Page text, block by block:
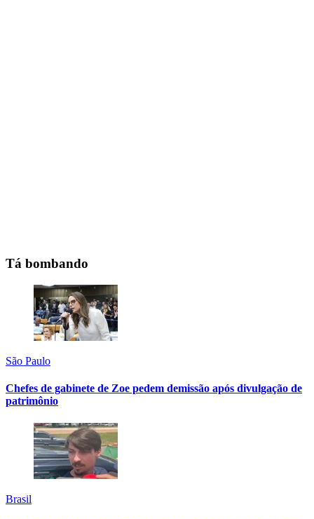
Tá bombando
São Paulo
Chefes de gabinete de Zoe pedem demissão após divulgação de
patrimônio
Brasil